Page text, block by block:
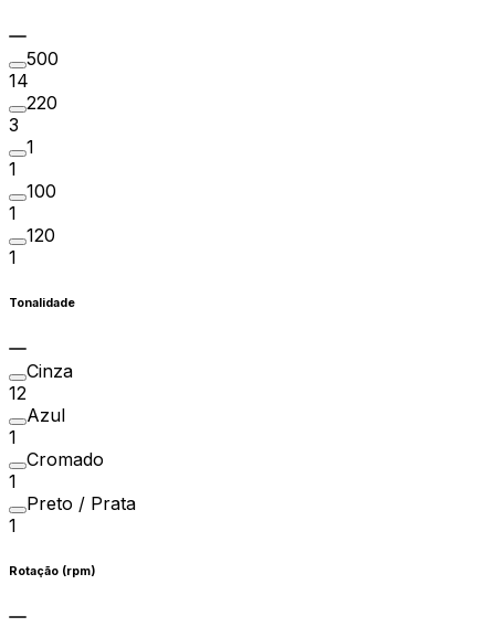
500
14
220
3
1
1
100
1
120
1
Tonalidade
Cinza
12
Azul
1
Cromado
1
Preto / Prata
1
Rotação (rpm)